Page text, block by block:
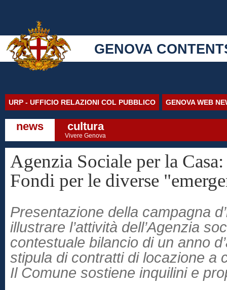
GENOVA
URP - UFFICIO RELAZIONI COL PUBBLICO GENOVA WEB
news cultura
Vivere Genova
Agenzia Sociale per la
Fondi per le diverse
Presentazione della campagna
illustrare l’attività dell’Agenzia
contestuale bilancio di un anno
stipula di contratti di locazione a
Il Comune sostiene inquilini e